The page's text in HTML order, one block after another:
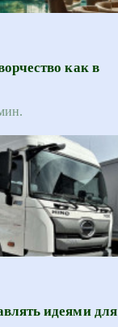
как в
идеями для